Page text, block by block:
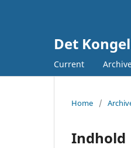
Det
Current
Home /
Indhold